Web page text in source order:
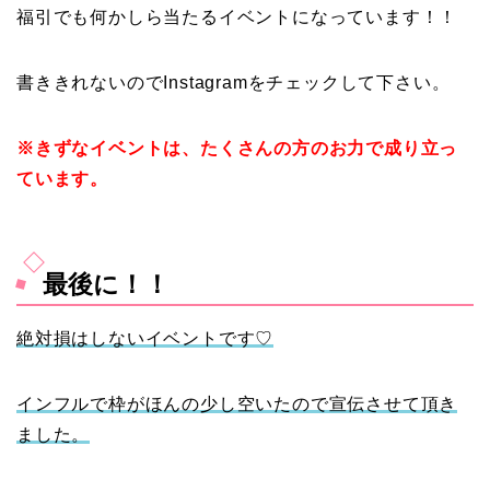
福引でも何かしら当たるイベントになっています！！
書ききれないのでInstagramをチェックして下さい。
※きずなイベントは、たくさんの方のお力で成り立っ
ています。
最後に！！
絶対損はしないイベントです♡
インフルで枠がほんの少し空いたので宣伝させて頂き
ました。